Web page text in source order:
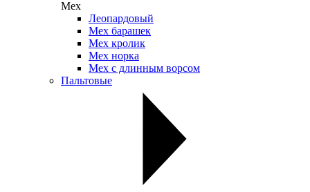
Мех
Леопардовый
Мех барашек
Мех кролик
Мех норка
Мех с длинным ворсом
Пальтовые